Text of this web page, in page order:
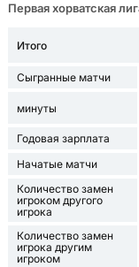
Первая хорватская
Итого
Сыгранные матчи
минуты
Годовая зарплата
Начатые матчи
Количество замен
игроком другого
игрока
Количество замен
игрока другим
игроком